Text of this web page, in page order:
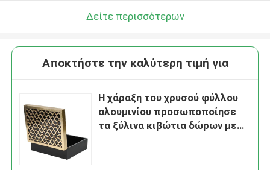
Δείτε περισσότερων
Αποκτήστε την καλύτερη τιμή για
Η χάραξη του χρυσού φύλλου
αλουμινίου προσωποποίησε
τα ξύλινα κιβώτια δώρων με